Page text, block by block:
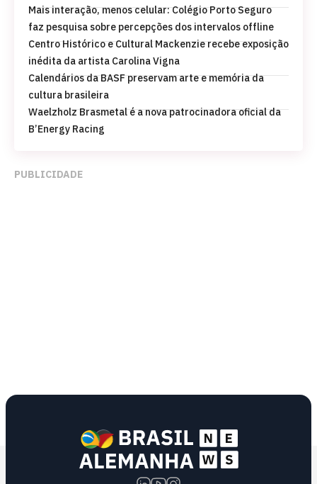
Mais interação, menos celular: Colégio Porto Seguro
faz pesquisa sobre percepções dos intervalos offline
Centro Histórico e Cultural Mackenzie recebe exposição
inédita da artista Carolina Vigna
Calendários da BASF preservam arte e memória da
cultura brasileira
Waelzholz Brasmetal é a nova patrocinadora oficial da
B’Energy Racing
PUBLICIDADE